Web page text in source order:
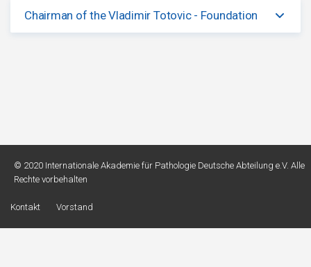
Chairman of the Vladimir Totovic - Foundation
© 2020 Internationale Akademie für Pathologie Deutsche Abteilung e.V. Alle
Rechte vorbehalten
Kontakt Vorstand